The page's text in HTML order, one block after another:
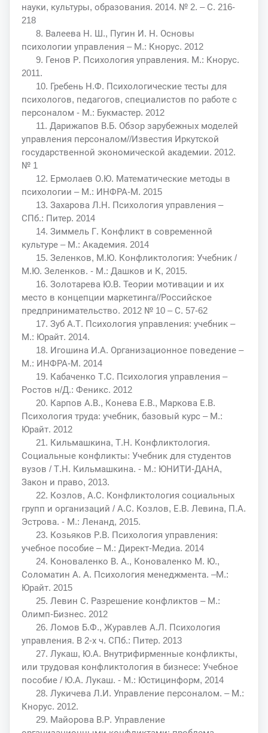
науки, культуры, образования. 2014. № 2. – С. 216-
218
8. Валеева Н. Ш., Пугин И. Н. Основы
психологии управления – М.: Кнорус. 2012
9. Генов Р. Психология управления. М.: Кнорус.
2011.
10. Гребень Н.Ф. Психологические тесты для
психологов, педагогов, специалистов по работе с
персоналом - М.: Букмастер. 2012
11. Дарижапов В.Б. Обзор зарубежных моделей
управления персоналом//Известия Иркутской
государственной экономической академии. 2012.
№ 1
12. Ермолаев О.Ю. Математические методы в
психологии – М.: ИНФРА-М. 2015
13. Захарова Л.Н. Психология управления –
СПб.: Питер. 2014
14. Зиммель Г. Конфликт в современной
культуре – М.: Академия. 2014
15. Зеленков, М.Ю. Конфликтология: Учебник /
М.Ю. Зеленков. - М.: Дашков и К, 2015.
16. Золотарева Ю.В. Теории мотивации и их
место в концепции маркетинга//Российское
предпринимательство. 2012 № 10 – С. 57-62
17. Зуб А.Т. Психология управления: учебник –
М.: Юрайт. 2014.
18. Игошина И.А. Организационное поведение –
М.: ИНФРА-М. 2014
19. Кабаченко Т.С. Психология управления –
Ростов н/Д.: Феникс. 2012
20. Карпов А.В., Конева Е.В., Маркова Е.В.
Психология труда: учебник, базовый курс – М.:
Юрайт. 2012
21. Кильмашкина, Т.Н. Конфликтология.
Социальные конфликты: Учебник для студентов
вузов / Т.Н. Кильмашкина. - М.: ЮНИТИ-ДАНА,
Закон и право, 2013.
22. Козлов, А.С. Конфликтология социальных
групп и организаций / А.С. Козлов, Е.В. Левина, П.А.
Эстрова. - М.: Ленанд, 2015.
23. Козьяков Р.В. Психология управления:
учебное пособие – М.: Директ-Медиа. 2014
24. Коноваленко В. А., Коноваленко М. Ю.,
Соломатин А. А. Психология менеджмента. –М.:
Юрайт. 2015
25. Левин С. Разрешение конфликтов – М.:
Олимп-Бизнес. 2012
26. Ломов Б.Ф., Журавлев А.Л. Психология
управления. В 2-х ч. СПб.: Питер. 2013
27. Лукаш, Ю.А. Внутрифирменные конфликты,
или трудовая конфликтология в бизнесе: Учебное
пособие / Ю.А. Лукаш. - М.: Юстицинформ, 2014
28. Лукичева Л.И. Управление персоналом. – М.:
Кнорус. 2012.
29. Майорова В.Р. Управление